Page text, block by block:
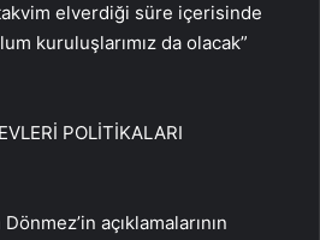
elverdiği süre içerisinde
kuruluşlarımız da olacak”
POLİTİKALARI
açıklamalarının